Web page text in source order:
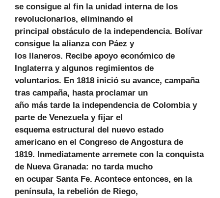
se consigue al fin la unidad interna de los
revolucionarios, eliminando el
principal obstáculo de la independencia. Bolívar
consigue la alianza con Páez y
los llaneros. Recibe apoyo económico de
Inglaterra y algunos regimientos de
voluntarios. En 1818 inició su avance, campaña
tras campaña, hasta proclamar un
año más tarde la independencia de Colombia y
parte de Venezuela y fijar el
esquema estructural del nuevo estado
americano en el Congreso de Angostura de
1819. Inmediatamente arremete con la conquista
de Nueva Granada: no tarda mucho
en ocupar Santa Fe. Acontece entonces, en la
península, la rebelión de Riego,